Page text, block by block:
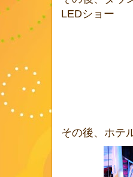
LEDショー
その後、ホテ